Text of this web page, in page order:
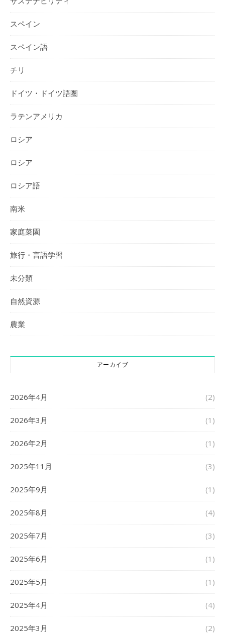
スペイン
スペイン語
チリ
ドイツ・ドイツ語圏
ラテンアメリカ
ロシア
ロシア
ロシア語
南米
家庭菜園
旅行・言語学習
未分類
自然資源
農業
アーカイブ
2026年4月 (2)
2026年3月 (1)
2026年2月 (1)
2025年11月 (3)
2025年9月 (1)
2025年8月 (4)
2025年7月 (3)
2025年6月 (1)
2025年5月 (1)
2025年4月 (4)
2025年3月 (2)